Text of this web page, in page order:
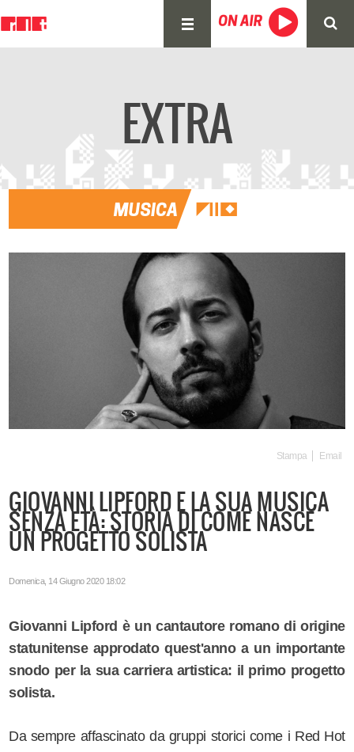
EXTRA
Stampa Email
GIOVANNI LIPFORD E LA SUA MUSICA
SENZA ETÀ: STORIA DI COME NASCE
UN PROGETTO SOLISTA
Domenica, 14 Giugno 2020 18:02
Giovanni Lipford è un cantautore romano di origine
statunitense approdato quest'anno a un importante
snodo per la sua carriera artistica: il primo progetto
solista.
Da sempre affascinato da gruppi storici come i Red Hot